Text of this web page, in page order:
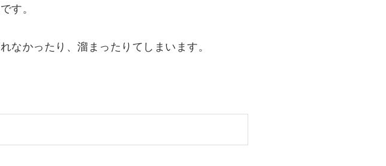
す。
なかったり、溜まったりてしまいます。